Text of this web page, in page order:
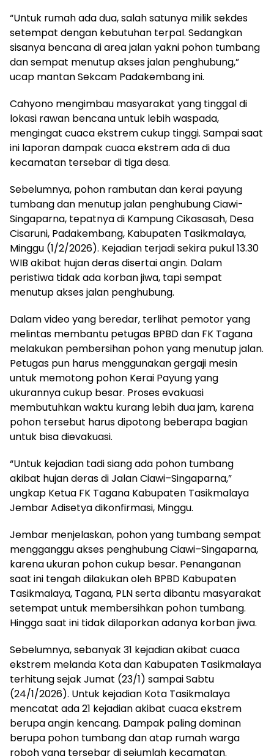
“Untuk rumah ada dua, salah satunya milik sekdes
setempat dengan kebutuhan terpal. Sedangkan
sisanya bencana di area jalan yakni pohon tumbang
dan sempat menutup akses jalan penghubung,”
ucap mantan Sekcam Padakembang ini.
Cahyono mengimbau masyarakat yang tinggal di
lokasi rawan bencana untuk lebih waspada,
mengingat cuaca ekstrem cukup tinggi. Sampai saat
ini laporan dampak cuaca ekstrem ada di dua
kecamatan tersebar di tiga desa.
Sebelumnya, pohon rambutan dan kerai payung
tumbang dan menutup jalan penghubung Ciawi-
Singaparna, tepatnya di Kampung Cikasasah, Desa
Cisaruni, Padakembang, Kabupaten Tasikmalaya,
Minggu (1/2/2026). Kejadian terjadi sekira pukul 13.30
WIB akibat hujan deras disertai angin. Dalam
peristiwa tidak ada korban jiwa, tapi sempat
menutup akses jalan penghubung.
Dalam video yang beredar, terlihat pemotor yang
melintas membantu petugas BPBD dan FK Tagana
melakukan pembersihan pohon yang menutup jalan.
Petugas pun harus menggunakan gergaji mesin
untuk memotong pohon Kerai Payung yang
ukurannya cukup besar. Proses evakuasi
membutuhkan waktu kurang lebih dua jam, karena
pohon tersebut harus dipotong beberapa bagian
untuk bisa dievakuasi.
“Untuk kejadian tadi siang ada pohon tumbang
akibat hujan deras di Jalan Ciawi–Singaparna,”
ungkap Ketua FK Tagana Kabupaten Tasikmalaya
Jembar Adisetya dikonfirmasi, Minggu.
Jembar menjelaskan, pohon yang tumbang sempat
mengganggu akses penghubung Ciawi–Singaparna,
karena ukuran pohon cukup besar. Penanganan
saat ini tengah dilakukan oleh BPBD Kabupaten
Tasikmalaya, Tagana, PLN serta dibantu masyarakat
setempat untuk membersihkan pohon tumbang.
Hingga saat ini tidak dilaporkan adanya korban jiwa.
Sebelumnya, sebanyak 31 kejadian akibat cuaca
ekstrem melanda Kota dan Kabupaten Tasikmalaya
terhitung sejak Jumat (23/1) sampai Sabtu
(24/1/2026). Untuk kejadian Kota Tasikmalaya
mencatat ada 21 kejadian akibat cuaca ekstrem
berupa angin kencang. Dampak paling dominan
berupa pohon tumbang dan atap rumah warga
roboh yang tersebar di sejumlah kecamatan.